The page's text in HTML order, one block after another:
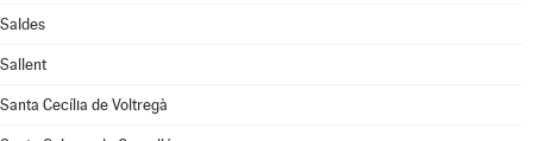
Saldes
Sallent
Santa Cecília de Voltregà